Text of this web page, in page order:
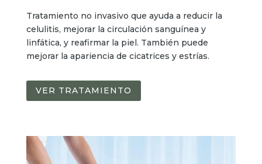
Tratamiento no invasivo que ayuda a reducir la
celulitis, mejorar la circulación sanguínea y
linfática, y reafirmar la piel. También puede
mejorar la apariencia de cicatrices y estrías.
VER TRATAMIENTO